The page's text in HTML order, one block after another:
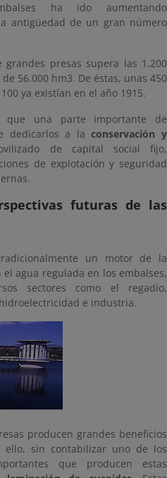
ha ido aumentando
antigüedad de un gran número
presas supera las 1.200
56.000 hm3. De éstas, unas 450
ya existían en el año 1915.
que una parte importante de
dedicarlos a laconservación y
de capital social fijo,
de explotación y seguridad
futuras de las
un motor de la
agua regulada en los embalses,
sectores como el regadío,
e industria.
producen grandes beneficios
sin contabilizar uno de los
que producen estas